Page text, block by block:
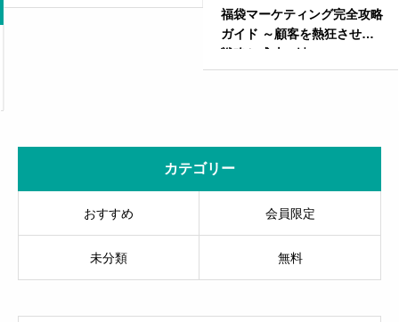
起爆剤へ
福袋マーケティング完全攻略
ガイド ～顧客を熱狂させる
戦略と成功の鍵～
カテゴリー
おすすめ 会員限定
未分類 無料